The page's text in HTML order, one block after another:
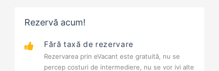
Rezervă acum!
Fără taxă de rezervare
Rezervarea prin eVacant este gratuită, nu se
percep costuri de intermediere, nu se vor ivi alte